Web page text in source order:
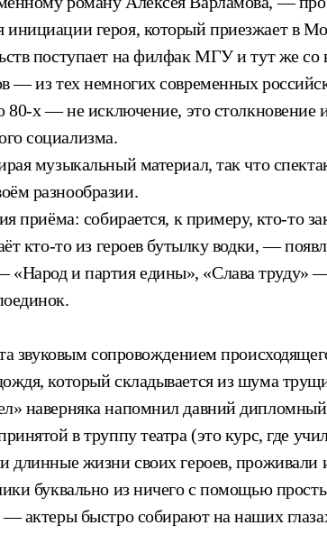
героя, который приезжает в
поступает на филфак МГУ и тут же
— из тех немногих современных
х — не исключение, это столкновение
социализма.
музыкальный материал, так что
разнообразии.
приёма: собирается, к примеру, кто-то
кто-то из героев бутылку водки, —
и партия едины», «Слава труду» —
звуковым сопровождением
который складывается из шума
наверняка напомнил давний
в труппу театра (это курс, где
жизни своих героев, проживали
буквально из ничего с помощью
актеры быстро собирают на наших